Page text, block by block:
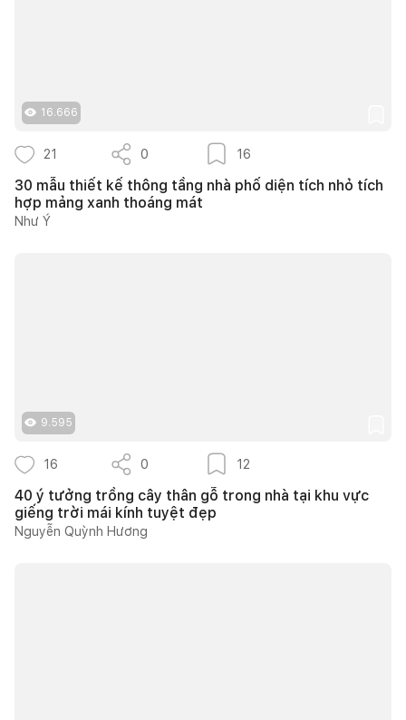
16.666
21 0 16
30 mẫu thiết kế thông tầng nhà phố diện tích nhỏ tích
hợp mảng xanh thoáng mát
Như Ý
9.595
16 0 12
40 ý tưởng trồng cây thân gỗ trong nhà tại khu vực
giếng trời mái kính tuyệt đẹp
Nguyễn Quỳnh Hương